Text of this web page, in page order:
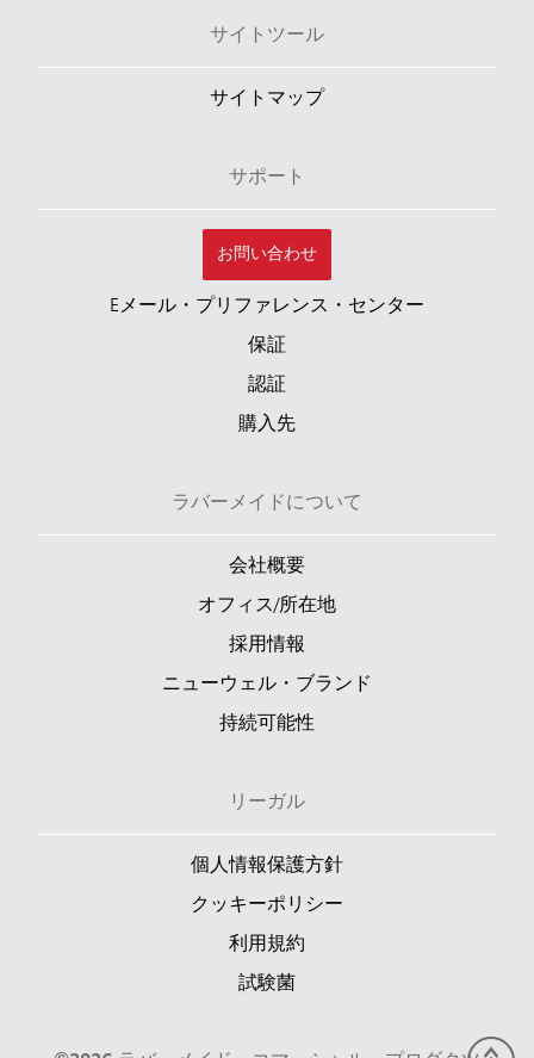
サイトツール
サイトマップ
サポート
お問い合わせ
Eメール・プリファレンス・センター
保証
認証
購入先
ラバーメイドについて
会社概要
オフィス/所在地
採用情報
ニューウェル・ブランド
持続可能性
リーガル
個人情報保護方針
クッキーポリシー
利用規約
試験菌